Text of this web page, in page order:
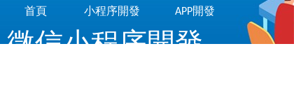
首頁 小程序開發 APP開發
微信小程序開發